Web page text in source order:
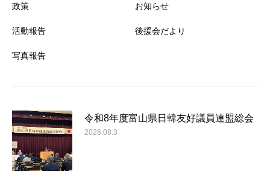
政策
活動報告
写真報告
お知らせ
後援会だより
令和8年度富山県日韓友好議員連盟総会
2026.08.3